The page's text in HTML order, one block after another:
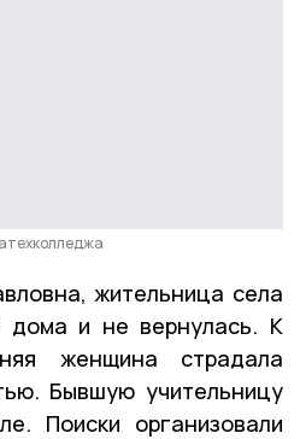
жительница села
дома и не вернулась. К
женщина страдала
Бывшую учительницу
Поиски организовали